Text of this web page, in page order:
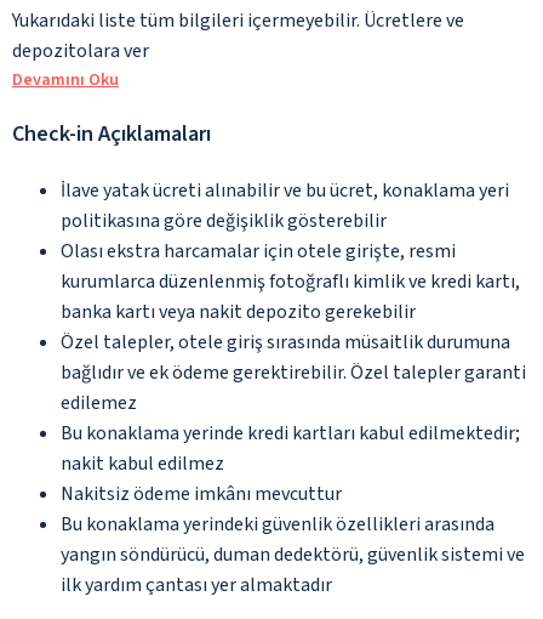
Yukarıdaki liste tüm bilgileri içermeyebilir. Ücretlere ve
depozitolara ver
Devamını Oku
Check-in Açıklamaları
İlave yatak ücreti alınabilir ve bu ücret, konaklama yeri
politikasına göre değişiklik gösterebilir
Olası ekstra harcamalar için otele girişte, resmi
kurumlarca düzenlenmiş fotoğraflı kimlik ve kredi kartı,
banka kartı veya nakit depozito gerekebilir
Özel talepler, otele giriş sırasında müsaitlik durumuna
bağlıdır ve ek ödeme gerektirebilir. Özel talepler garanti
edilemez
Bu konaklama yerinde kredi kartları kabul edilmektedir;
nakit kabul edilmez
Nakitsiz ödeme imkânı mevcuttur
Bu konaklama yerindeki güvenlik özellikleri arasında
yangın söndürücü, duman dedektörü, güvenlik sistemi ve
ilk yardım çantası yer almaktadır